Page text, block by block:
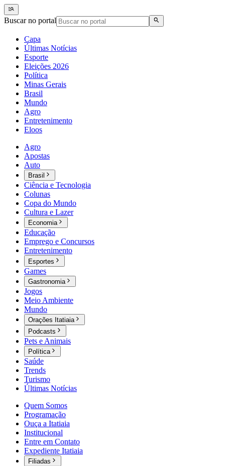
Buscar no portal
Capa
Últimas Notícias
Esporte
Eleições 2026
Política
Minas Gerais
Brasil
Mundo
Agro
Entretenimento
Eloos
Agro
Apostas
Auto
Brasil
Ciência e Tecnologia
Colunas
Copa do Mundo
Cultura e Lazer
Economia
Educação
Emprego e Concursos
Entretenimento
Esportes
Games
Gastronomia
Jogos
Meio Ambiente
Mundo
Orações Itatiaia
Podcasts
Pets e Animais
Política
Saúde
Trends
Turismo
Últimas Notícias
Quem Somos
Programação
Ouça a Itatiaia
Institucional
Entre em Contato
Expediente Itatiaia
Filiadas